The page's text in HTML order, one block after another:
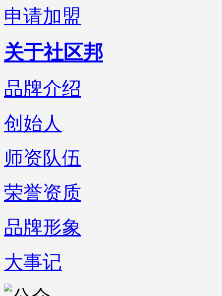
申请加盟
关于社区邦
品牌介绍
创始人
师资队伍
荣誉资质
品牌形象
大事记